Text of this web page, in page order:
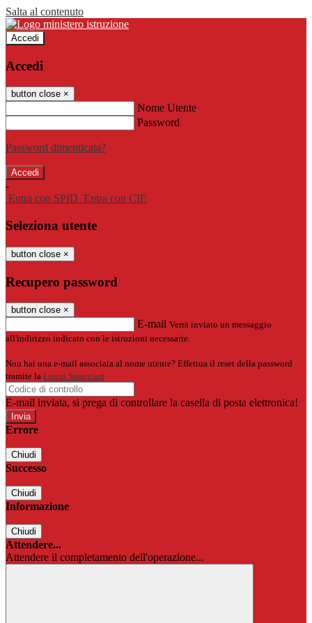
Salta al contenuto
Accedi
Accedi
button close ×
Nome Utente
Password
Password dimenticata?
-
Entra con SPID Entra con CIE
Seleziona utente
button close ×
Recupero password
button close ×
E-mail Verrà inviato un messaggio
all'indirizzo indicato con le istruzioni necessarie.
Non hai una e-mail associata al nome utente? Effettua il reset della password
tramite la Login Spaggiari
E-mail inviata, si prega di controllare la casella di posta elettronica!
Errore
Chiudi
Successo
Chiudi
Informazione
Chiudi
Attendere...
Attendere il completamento dell'operazione...